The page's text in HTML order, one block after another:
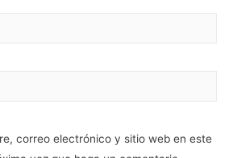
correo electrónico y sitio web en este